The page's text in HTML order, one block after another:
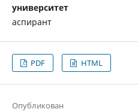
университет
аспирант
PDF HTML
Опубликован